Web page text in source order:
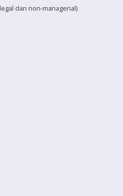
dan non-managerial)